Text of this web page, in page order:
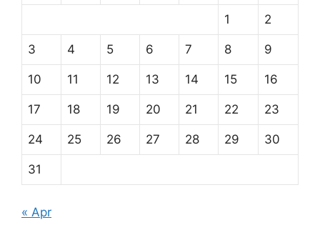
1 2
3 4 5 6 7 8 9
10 11 12 13 14 15 16
17 18 19 20 21 22 23
24 25 26 27 28 29 30
31
« Apr